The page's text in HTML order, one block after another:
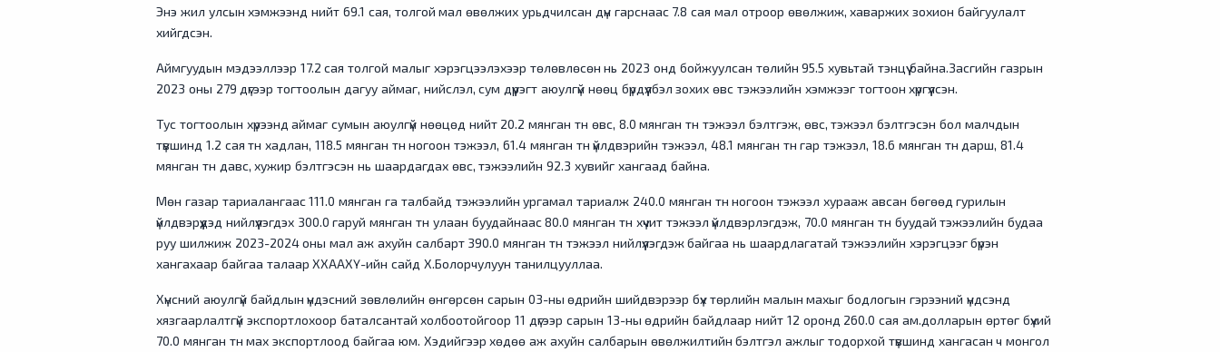
Энэ жил улсын хэмжээнд нийт 69.1 сая, толгой мал өвөлжих урьдчилсан дүн гарснаас 7.8 сая мал отроор өвөлжиж, хаваржих зохион байгуулалт
хийгдсэн.
Аймгуудын мэдээллээр 17.2 сая толгой малыг хэрэгцээлэхээр төлөвлөсөн нь 2023 онд бойжуулсан төлийн 95.5 хувьтай тэнцүү байна.Засгийн газрын
2023 оны 279 дүгээр тогтоолын дагуу аймаг, нийслэл, сум дүүрэгт аюулгүй нөөц бүрдүүлбэл зохих өвс тэжээлийн хэмжээг тогтоон хүргүүлсэн.
Тус тогтоолын хүрээнд аймаг сумын аюулгүй нөөцөд нийт 20.2 мянган тн өвс, 8.0 мянган тн тэжээл бэлтгэж, өвс, тэжээл бэлтгэсэн бол малчдын
түвшинд 1.2 сая тн хадлан, 118.5 мянган тн ногоон тэжээл, 61.4 мянган тн үйлдвэрийн тэжээл, 48.1 мянган тн гар тэжээл, 18.6 мянган тн дарш, 81.4
мянган тн давс, хужир бэлтгэсэн нь шаардагдах өвс, тэжээлийн 92.3 хувийг хангаад байна.
Мөн газар тариалангаас 111.0 мянган га талбайд тэжээлийн ургамал тариалж 240.0 мянган тн ногоон тэжээл хурааж авсан бөгөөд гурилын
үйлдвэрүүдэд нийлүүлэгдэх 300.0 гаруй мянган тн улаан буудайнаас 80.0 мянган тн хүчит тэжээл үйлдвэрлэгдэж, 70.0 мянган тн буудай тэжээлийн будаа
руу шилжиж 2023-2024 оны мал аж ахуйн салбарт 390.0 мянган тн тэжээл нийлүүлэгдэж байгаа нь шаардлагатай тэжээлийн хэрэгцээг бүрэн
хангахаар байгаа талаар ХХААХҮ-ийн сайд Х.Болорчулуун танилцууллаа.
Хүнсний аюулгүй байдлын үндэсний зөвлөлийн өнгөрсөн сарын 03-ны өдрийн шийдвэрээр бүх төрлийн малын махыг бодлогын гэрээний үндсэнд
хязгаарлалтгүй экспортлохоор баталсантай холбоотойгоор 11 дүгээр сарын 13-ны өдрийн байдлаар нийт 12 оронд 260.0 сая ам.долларын өртөг бүхий
70.0 мянган тн мах экспортлоод байгаа юм. Хэдийгээр хөдөө аж ахуйн салбарын өвөлжилтийн бэлтгэл ажлыг тодорхой түвшинд хангасан ч монгол